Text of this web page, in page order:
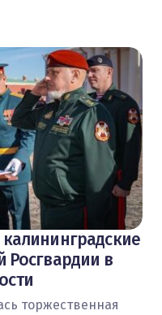
Росгвардии в
торжественная